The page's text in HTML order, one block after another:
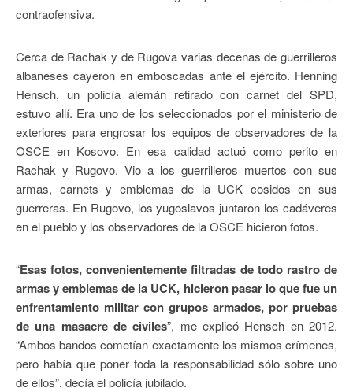
contraofensiva.
Cerca de Rachak y de Rugova varias decenas de guerrilleros
albaneses cayeron en emboscadas ante el ejército. Henning
Hensch, un policía alemán retirado con carnet del SPD,
estuvo allí. Era uno de los seleccionados por el ministerio de
exteriores para engrosar los equipos de observadores de la
OSCE en Kosovo. En esa calidad actuó como perito en
Rachak y Rugovo. Vio a los guerrilleros muertos con sus
armas, carnets y emblemas de la UCK cosidos en sus
guerreras. En Rugovo, los yugoslavos juntaron los cadáveres
en el pueblo y los observadores de la OSCE hicieron fotos.
“Esas fotos, convenientemente filtradas de todo rastro de
armas y emblemas de la UCK, hicieron pasar lo que fue un
enfrentamiento militar con grupos armados, por pruebas
de una masacre de civiles”, me explicó Hensch en 2012.
“Ambos bandos cometían exactamente los mismos crímenes,
pero había que poner toda la responsabilidad sólo sobre uno
de ellos”, decía el policía jubilado.